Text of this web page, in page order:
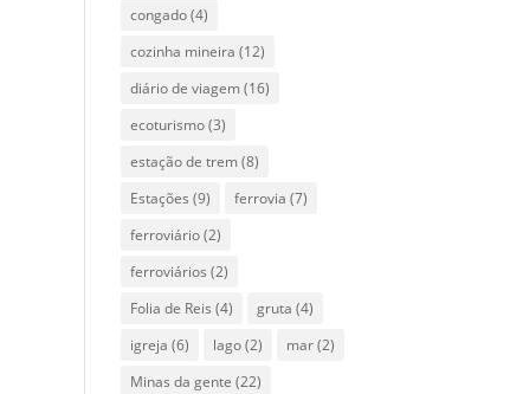
congado(4)
cozinha mineira (12)
diário de viagem(16)
ecoturismo(3)
estação de trem(8)
Estações (9) ferrovia (7)
ferroviário(2)
ferroviários (2)
Folia de Reis (4) gruta (4)
igreja (6) lago(2) mar(2)
Minas da gente (22)